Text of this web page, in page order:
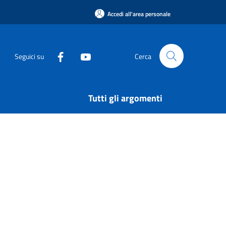
Accedi all'area personale
Seguici su Cerca
Tutti gli argomenti